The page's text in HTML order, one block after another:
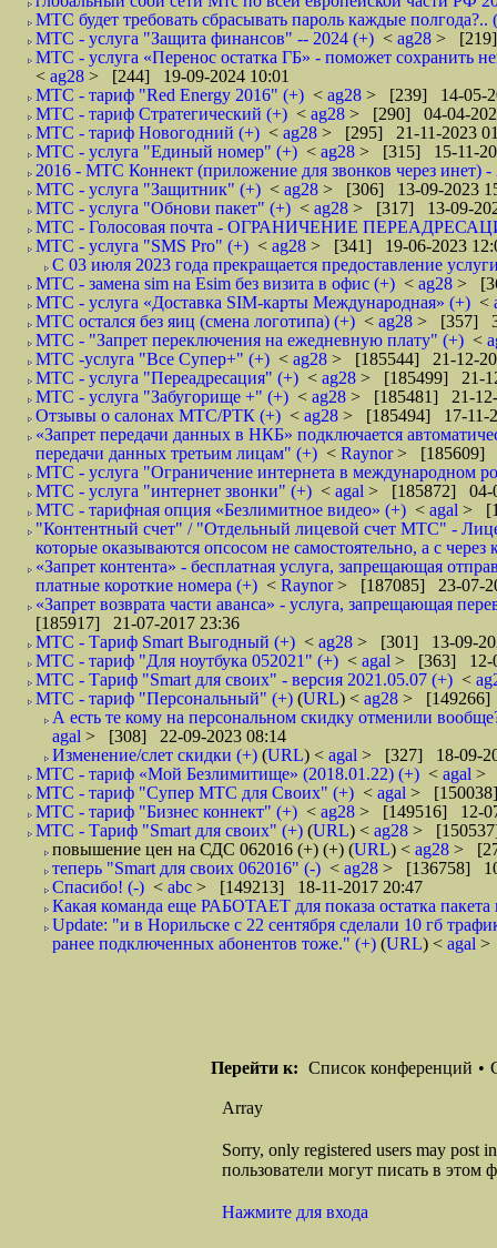
МТС будет требовать сбрасывать пароль каждые полгода?..
МТС - услуга "Защита финансов" -- 2024 (+) < ag28 > [219]
МТС - услуга «Перенос остатка ГБ» - поможет сохранить
< ag28 > [244] 19-09-2024 10:01
МТС - тариф "Red Energy 2016" (+) < ag28 > [239] 14-05-
МТС - тариф Стратегический (+) < ag28 > [290] 04-04-
МТС - тариф Новогодний (+) < ag28 > [295] 21-11-2023
МТС - услуга "Единый номер" (+) < ag28 > [315] 15-11-
2016 - МТС Коннект (приложение для звонков через инет) -
МТС - услуга "Защитник" (+) < ag28 > [306] 13-09-2023
МТС - услуга "Обнови пакет" (+) < ag28 > [317] 13-09-
МТС - Голосовая почта - ОГРАНИЧЕНИЕ
МТС - услуга "SMS Pro" (+) < ag28 > [341] 19-06-2023
С 03 июля 2023 года прекращается предоставление
МТС - замена sim на Esim без визита в офис (+) < ag28 >
МТС - услуга «Доставка SIM-карты Международная» (+) <
МТС остался без яиц (смена логотипа) (+) < ag28 > [357]
МТС - "Запрет переключения на ежедневную плату" (+) <
МТС -услуга "Все Супер+" (+) < ag28 > [185544] 21-12-
МТС - услуга "Переадресация" (+) < ag28 > [185499] 21-
МТС - услуга "Забугорище +" (+) < ag28 > [185481] 21-12-
Отзывы о салонах МТС/РТК (+) < ag28 > [185494] 17-11-
«Запрет передачи данных в НКБ» подключается
передачи данных третьим лицам" (+) < Raynor> [185609]
МТС - услуга "Ограничение интернета в международном
МТС - услуга "интернет звонки" (+) < agal > [185872] 04-
МТС - тарифная опция «Безлимитное видео» (+) < agal >
"Контентный счет" / "Отдельный лицевой счет МТС" -
которые оказываются опсосом не самостоятельно, а с через
«Запрет контента» - бесплатная услуга, запрещающая
платные короткие номера (+) < Raynor> [187085] 23-07-
«Запрет возврата части аванса» - услуга, запрещающая
[185917] 21-07-2017 23:36
МТС - Тариф Smart Выгодный (+) < ag28 > [301] 13-09-
МТС - тариф "Для ноутбука 052021" (+) < agal > [363] 12-
МТС - Тариф "Smart для своих" - версия 2021.05.07 (+) <
МТС - тариф "Персональный" (+) (URL) < ag28 > [149266]
А есть те кому на персональном скидку отменили
agal > [308] 22-09-2023 08:14
Изменение/слет скидки (+) (URL) < agal > [327] 18-09-
МТС - тариф «Мой Безлимитище» (2018.01.22) (+) < agal >
МТС - тариф "Супер МТС для Своих" (+) < agal >
МТС - тариф "Бизнес коннект" (+) < ag28 > [149516] 12-
МТС - Тариф "Smart для своих" (+) (URL) < ag28 >
повышение цен на СДС 062016 (+) (+) (URL) < ag28 >
теперь "Smart для своих 062016" (-) < ag28 > [136758]
Спасибо! (-) < abc > [149213] 18-11-2017 20:47
Какая команда еще РАБОТАЕТ для показа остатка
Update: "и в Норильске с 22 сентября сделали 10 гб
ранее подключенных абонентов тоже." (+) (URL) < agal >
Перейти к: Список конференций •
Array
Sorry, only registered users may post
пользователи могут писать в этом
Нажмите для входа